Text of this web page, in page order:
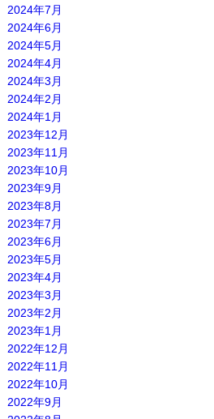
2024年7月
2024年6月
2024年5月
2024年4月
2024年3月
2024年2月
2024年1月
2023年12月
2023年11月
2023年10月
2023年9月
2023年8月
2023年7月
2023年6月
2023年5月
2023年4月
2023年3月
2023年2月
2023年1月
2022年12月
2022年11月
2022年10月
2022年9月